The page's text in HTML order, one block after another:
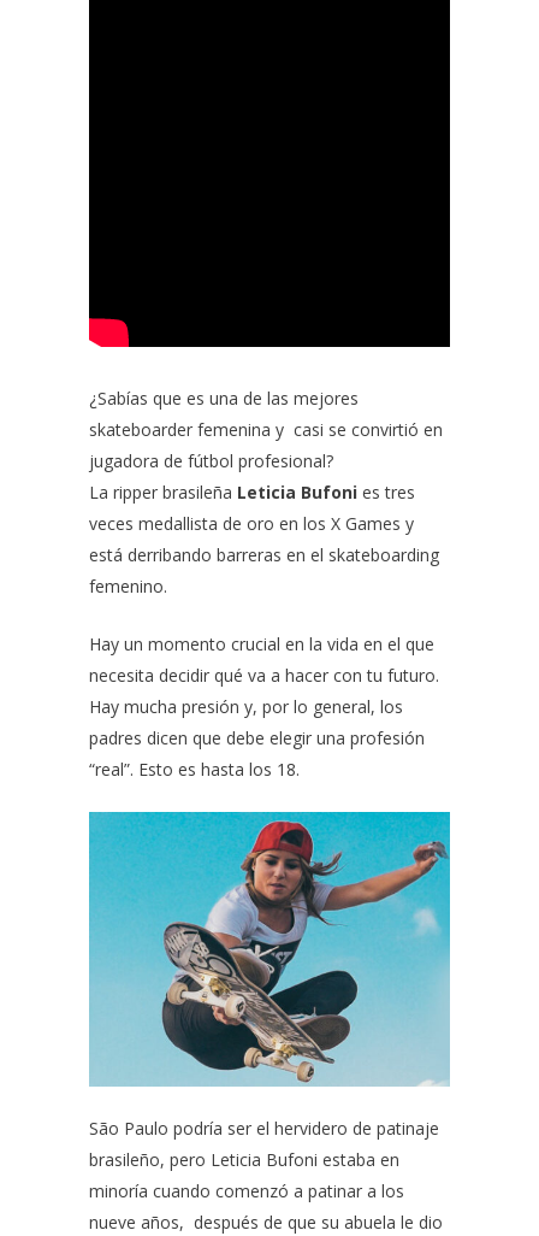
¿Sabías que es una de las mejores
skateboarder femenina y casi se convirtió en
jugadora de fútbol profesional?
La ripper brasileña Leticia Bufoni es tres
veces medallista de oro en los X Games y
está derribando barreras en el skateboarding
femenino.
Hay un momento crucial en la vida en el que
necesita decidir qué va a hacer con tu futuro.
Hay mucha presión y, por lo general, los
padres dicen que debe elegir una profesión
“real”. Esto es hasta los 18.
São Paulo podría ser el hervidero de patinaje
brasileño, pero Leticia Bufoni estaba en
minoría cuando comenzó a patinar a los
nueve años, después de que su abuela le dio